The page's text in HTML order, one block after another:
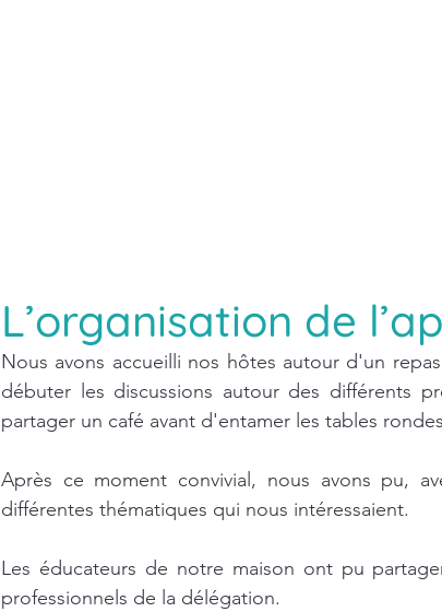
L’organisation de
Nous avons accueilli nos hôtes autour d'un
débuter les discussions autour des différents
partager un café avant d'entamer les tables
Après ce moment convivial, nous avons pu,
différentes thématiques qui nous intéressaient.
Les éducateurs de notre maison ont pu
professionnels de la délégation.